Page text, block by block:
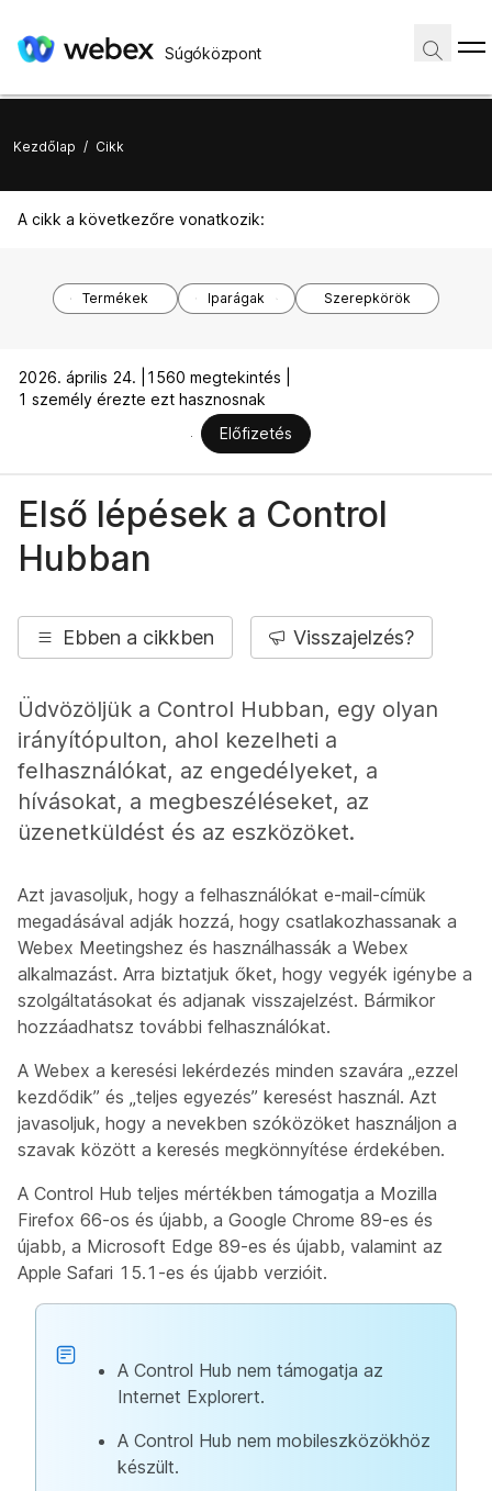
Súgóközpont
Kezdőlap / Cikk
A cikk a következőre vonatkozik:
Termékek Iparágak Szerepkörök
2026. április 24. |
1560 megtekintés |
1 személy érezte ezt hasznosnak
Előfizetés
Első lépések a Control
Hubban
Ebben a cikkben Visszajelzés?
Üdvözöljük a Control Hubban, egy olyan
irányítópulton, ahol kezelheti a
felhasználókat, az engedélyeket, a
hívásokat, a megbeszéléseket, az
üzenetküldést és az eszközöket.
Azt javasoljuk, hogy a felhasználókat e-mail-címük
megadásával adják hozzá, hogy csatlakozhassanak a
Webex Meetingshez és használhassák a Webex
alkalmazást. Arra biztatjuk őket, hogy vegyék igénybe a
szolgáltatásokat és adjanak visszajelzést. Bármikor
hozzáadhatsz további felhasználókat.
A Webex a keresési lekérdezés minden szavára „ezzel
kezdődik” és „teljes egyezés” keresést használ. Azt
javasoljuk, hogy a nevekben szóközöket használjon a
szavak között a keresés megkönnyítése érdekében.
A Control Hub teljes mértékben támogatja a Mozilla
Firefox 66-os és újabb, a Google Chrome 89-es és
újabb, a Microsoft Edge 89-es és újabb, valamint az
Apple Safari 15.1-es és újabb verzióit.
A Control Hub nem támogatja az
Internet Explorert.
A Control Hub nem mobileszközökhöz
készült.